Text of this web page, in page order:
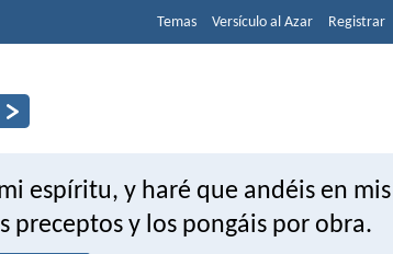
Temas Versículo al Azar Registrar
espíritu, y haré que andéis en mis
preceptos y los pongáis por obra.